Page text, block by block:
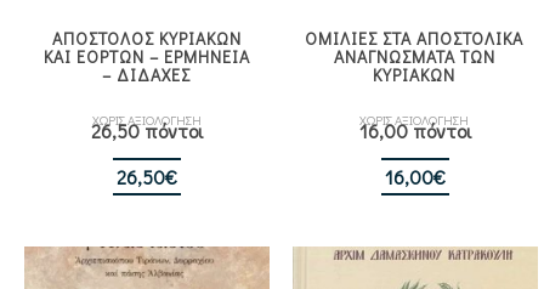
ΑΠΟΣΤΟΛΟΣ ΚΥΡΙΑΚΩΝ
KAI ΕΟΡΤΩΝ – ΕΡΜΗΝΕΙΑ
– ΔΙΔΑΧΕΣ
ΧΩΡΙΣ ΑΞΙΟΛΟΓΗΣΗ
26,50 πόντοι
26,50€
ΟΜΙΛΙΕΣ ΣΤΑ ΑΠΟΣΤΟΛΙΚΑ
ΑΝΑΓΝΩΣΜΑΤΑ ΤΩΝ
ΚΥΡΙΑΚΩΝ
ΧΩΡΙΣ ΑΞΙΟΛΟΓΗΣΗ
16,00 πόντοι
16,00€